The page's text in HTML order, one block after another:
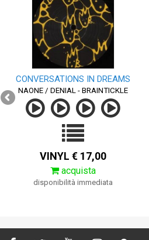
CONVERSATIONS IN DREAMS
NAONE / DENIAL - BRAINTICKLE
VINYL € 17,00
acquista
disponibilità immediata